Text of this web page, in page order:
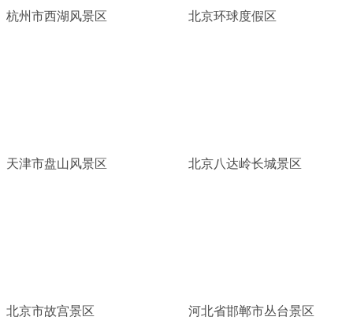
杭州市西湖风景区 北京环球度假区
天津市盘山风景区 北京八达岭长城景区
北京市故宫景区 河北省邯郸市丛台景区